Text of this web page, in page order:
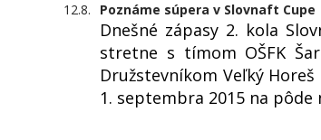
12.8. Poznáme súpera v Slovnaft Cupe
Dnešné zápasy 2. kola
stretne s tímom OŠFK
Družstevníkom Veľký
1. septembra 2015 na pôde